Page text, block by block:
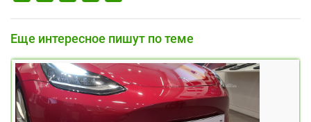
Еще интересное пишут по теме